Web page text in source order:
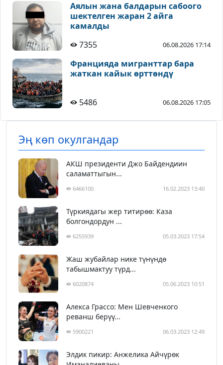
Аялын жана балдарын сабоого
шектелген жаран 2 айга
камалды
7355
06.08.2026 17:14
Францияда мигранттар бара
жаткан кайык өрттөндү
5486 06.08.2026 17:05
Эң көп окулгандар
АКШ президенти Джо Байдендиин
саламаттыгын...
6466100 16.02.2023 13:40
Түркиядагы жер титирөө: Каза
болгондордун ...
6255939 05.03.2023 17:54
Жаш жубайлар нике түнүндө
табышмактуу түрд...
6020874 05.06.2023 10:51
Алекса Грассо: Мен Шевченкого
реванш берүү...
5900221 06.03.2023 12:49
Элдик пикир: Анжелика Айчүрөк